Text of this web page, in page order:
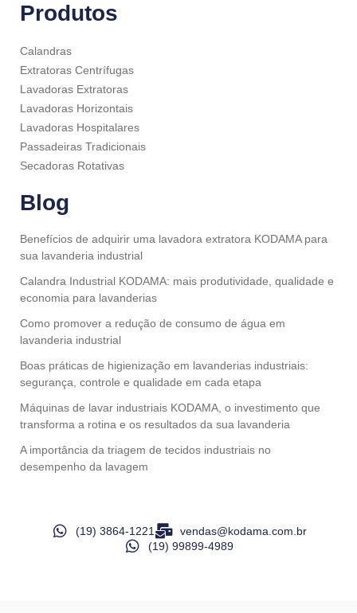
Produtos
Calandras
Extratoras Centrífugas
Lavadoras Extratoras
Lavadoras Horizontais
Lavadoras Hospitalares
Passadeiras Tradicionais
Secadoras Rotativas
Blog
Benefícios de adquirir uma lavadora extratora KODAMA para
sua lavanderia industrial
Calandra Industrial KODAMA: mais produtividade, qualidade e
economia para lavanderias
Como promover a redução de consumo de água em
lavanderia industrial
Boas práticas de higienização em lavanderias industriais:
segurança, controle e qualidade em cada etapa
Máquinas de lavar industriais KODAMA, o investimento que
transforma a rotina e os resultados da sua lavanderia
A importância da triagem de tecidos industriais no
desempenho da lavagem
(19) 3864-1221
vendas@kodama.com.br
(19) 99899-4989